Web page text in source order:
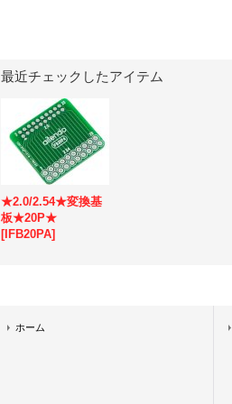
最近チェックしたアイテム
★2.0/2.54★変換基
板★20P★
[IFB20PA]
ホーム